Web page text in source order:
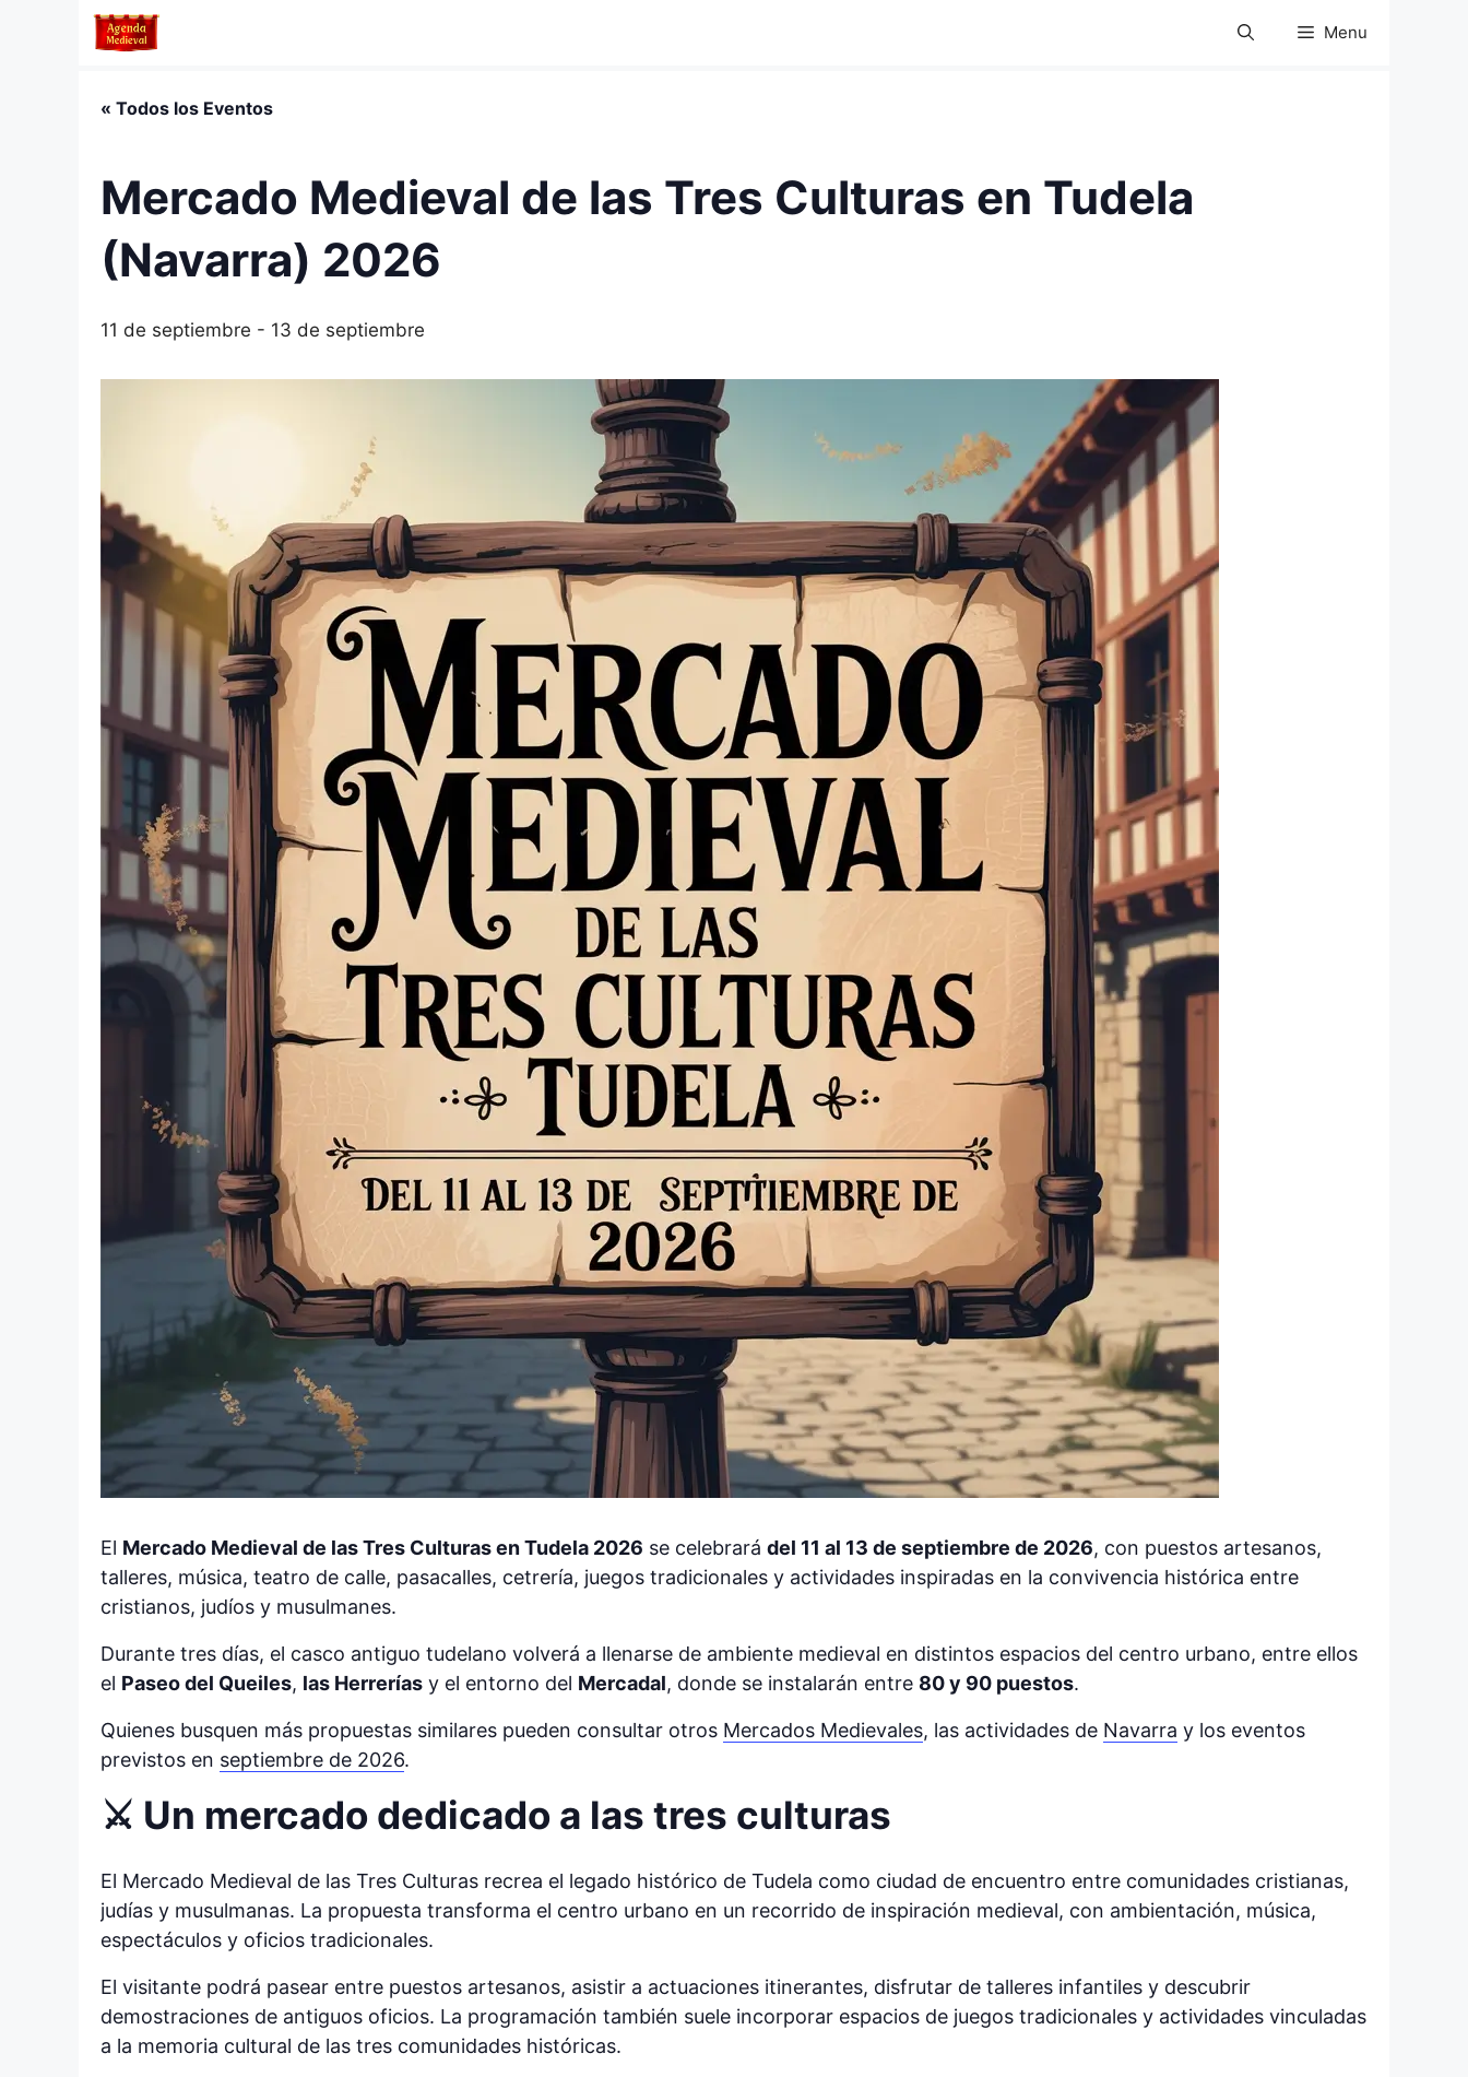
Menu
« Todos los Eventos
Mercado Medieval de las Tres Culturas en Tudela
(Navarra) 2026
11 de septiembre - 13 de septiembre
El Mercado Medieval de las Tres Culturas en Tudela 2026 se celebrará del 11 al 13 de septiembre de 2026, con puestos artesanos,
talleres, música, teatro de calle, pasacalles, cetrería, juegos tradicionales y actividades inspiradas en la convivencia histórica entre
cristianos, judíos y musulmanes.
Durante tres días, el casco antiguo tudelano volverá a llenarse de ambiente medieval en distintos espacios del centro urbano, entre ellos
el Paseo del Queiles, las Herrerías y el entorno del Mercadal, donde se instalarán entre 80 y 90 puestos.
Quienes busquen más propuestas similares pueden consultar otros Mercados Medievales, las actividades de Navarra y los eventos
previstos en septiembre de 2026.
⚔️ Un mercado dedicado a las tres culturas
El Mercado Medieval de las Tres Culturas recrea el legado histórico de Tudela como ciudad de encuentro entre comunidades cristianas,
judías y musulmanas. La propuesta transforma el centro urbano en un recorrido de inspiración medieval, con ambientación, música,
espectáculos y oficios tradicionales.
El visitante podrá pasear entre puestos artesanos, asistir a actuaciones itinerantes, disfrutar de talleres infantiles y descubrir
demostraciones de antiguos oficios. La programación también suele incorporar espacios de juegos tradicionales y actividades vinculadas
a la memoria cultural de las tres comunidades históricas.